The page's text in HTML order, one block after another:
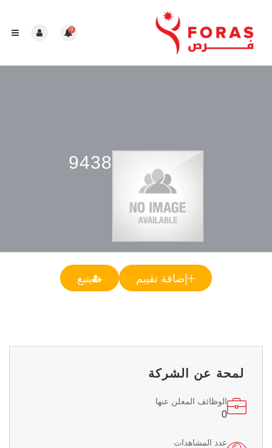
0
9438
إضافة تقييم يتبع
لمحة عن الشركة
الوظائف المعلن عنها
0
عدد المشاهدات